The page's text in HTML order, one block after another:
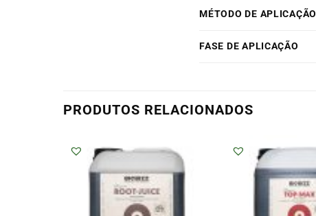
MÉTODO DE APLICAÇÃO
FASE DE APLICAÇÃO
PRODUTOS RELACIONADOS